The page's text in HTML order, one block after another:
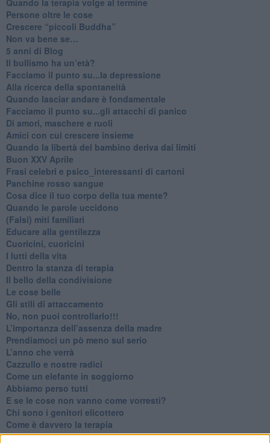
​Persone oltre le cose
​Crescere “piccoli Buddha”
Non va bene se…
​5 anni di Blog
​Il bullismo ha un’età?
Facciamo il punto su...la depressione
​Alla ricerca della spontaneità
​Quando lasciar andare è fondamentale
Facciamo il punto su...gli attacchi di panico
Di amori, maschere e ruoli
​Amici con cui crescere insieme
​Quando la libertà del bambino deriva dai limiti
Buon XXV Aprile
​Frasi celebri e psico_interessanti di cartoni
​Panchine rosso sangue
​Cosa dice il tuo corpo della tua mente?
​Quando le parole uccidono
​(Falsi) miti familiari
​Educare alla gentilezza
​Cuoricini, cuoricini
I lutti della vita
​Dentro la stanza di terapia
​Il bello della condivisione
Le cose belle
​Gli stili di attaccamento
No, non puoi controllarlo!!!
​L’importanza dell’assenza della madre
​Prendiamoci un pò meno sul serio
​L’anno che verrà
​Cazzullo e nostre radici
​Come un elefante in soggiorno
​Abbiamo perso tutti
E se le cose non vanno come vorresti?
​Chi sono i genitori elicottero
Come è davvero la terapia
Quando il diritto alla disconnessione non viene accolto